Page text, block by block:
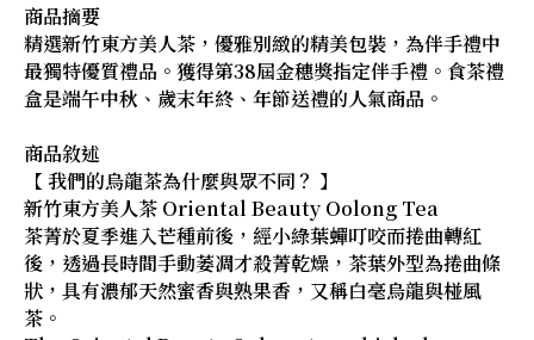
商品摘要
精選新竹東方美人茶，優雅別緻的精美包裝，為伴手禮中
最獨特優質禮品。獲得第38屆金穗獎指定伴手禮。食茶禮
盒是端午中秋、歲末年終、年節送禮的人氣商品。
商品敘述
【 我們的烏龍茶為什麼與眾不同？ 】
新竹東方美人茶 Oriental Beauty Oolong Tea
茶菁於夏季進入芒種前後，經小綠葉蟬叮咬而捲曲轉紅
後，透過長時間手動萎凋才殺菁乾燥，茶葉外型為捲曲條
狀，具有濃郁天然蜜香與熟果香，又稱白毫烏龍與椪風
茶。